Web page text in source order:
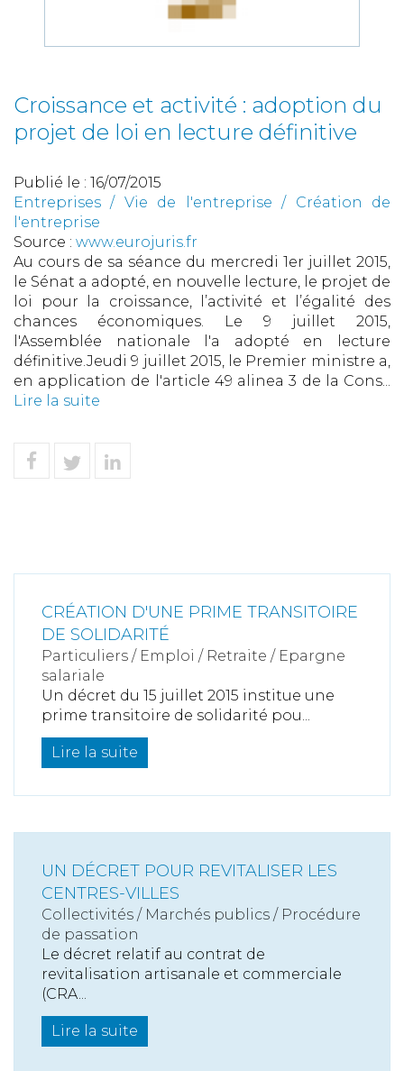
Croissance et activité : adoption du
projet de loi en lecture définitive
Publié le : 16/07/2015
Entreprises / Vie de l'entreprise / Création de
l'entreprise
Source : www.eurojuris.fr
Au cours de sa séance du mercredi 1er juillet 2015,
le Sénat a adopté, en nouvelle lecture, le projet de
loi pour la croissance, l’activité et l’égalité des
chances économiques. Le 9 juillet 2015,
l'Assemblée nationale l'a adopté en lecture
définitive.Jeudi 9 juillet 2015, le Premier ministre a,
en application de l'article 49 alinea 3 de la Cons...
Lire la suite
CRÉATION D'UNE PRIME TRANSITOIRE
DE SOLIDARITÉ
Particuliers / Emploi / Retraite / Epargne
salariale
Un décret du 15 juillet 2015 institue une
prime transitoire de solidarité pou...
Lire la suite
UN DÉCRET POUR REVITALISER LES
CENTRES-VILLES
Collectivités / Marchés publics / Procédure
de passation
Le décret relatif au contrat de
revitalisation artisanale et commerciale
(CRA...
Lire la suite